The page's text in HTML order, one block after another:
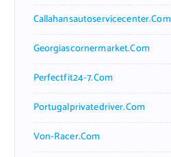
Callahansautoservicecenter.com
Georgiascornermarket.com
Perfectfit24-7.com
Portugalprivatedriver.com
Von-Racer.com